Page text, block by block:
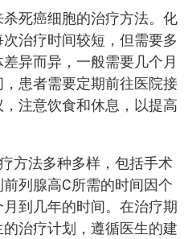
死癌细胞的治疗方法。化
治疗时间较短，但需要多
异而异，一般需要几个月
患者需要定期前往医院接
注意饮食和休息，以提高
方法多种多样，包括手术
列腺高C所需的时间因个
到几年的时间。在治疗期
治疗计划，遵循医生的建